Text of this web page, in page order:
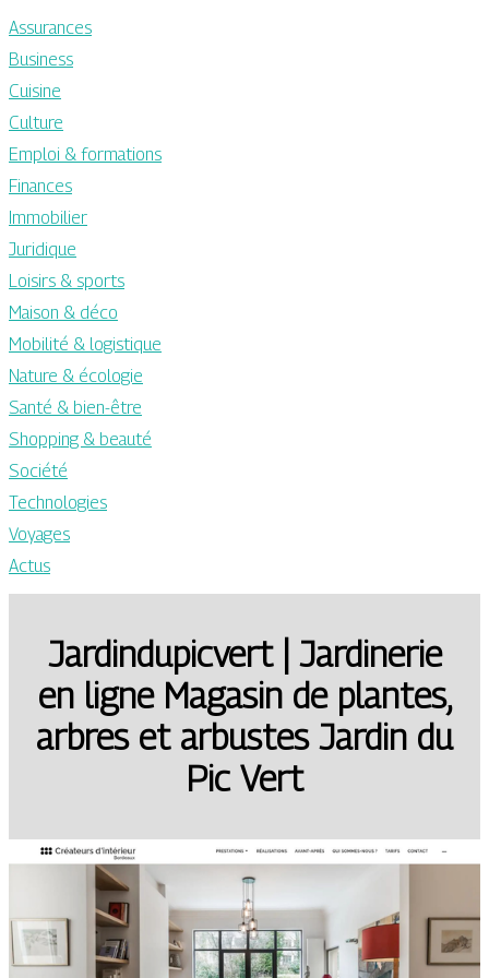
Assurances
Business
Cuisine
Culture
Emploi & formations
Finances
Immobilier
Juridique
Loisirs & sports
Maison & déco
Mobilité & logistique
Nature & écologie
Santé & bien-être
Shopping & beauté
Société
Technologies
Voyages
Actus
Jar­din­du­picvert | Jardinerie
en ligne Magasin de plantes,
arbres et arbustes Jardin du
Pic Vert